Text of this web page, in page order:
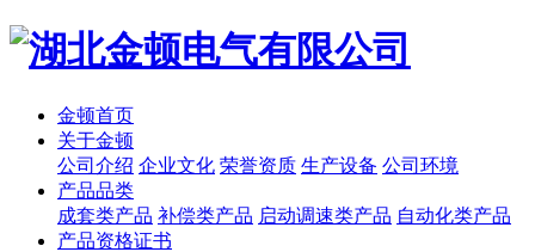
金顿首页
关于金顿
公司介绍 企业文化 荣誉资质 生产设备 公司环境
产品品类
成套类产品 补偿类产品 启动调速类产品 自动化类产品
产品资格证书